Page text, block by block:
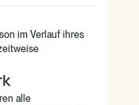
im Verlauf ihres
alle